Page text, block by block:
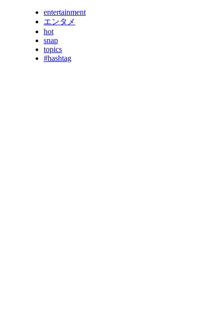
entertainment
エンタメ
hot
snap
topics
#hashtag